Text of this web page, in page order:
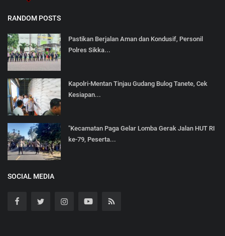
RANDOM POSTS
Pastikan Berjalan Aman dan Kondusif, Personil
Polres Sikka...
Kapolri-Mentan Tinjau Gudang Bulog Tanete, Cek
Kesiapan...
"Kecamatan Paga Gelar Lomba Gerak Jalan HUT RI
ke-79, Peserta...
SOCIAL MEDIA